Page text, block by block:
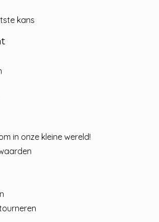
kans
in onze kleine wereld!